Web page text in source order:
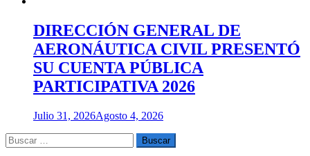
DIRECCIÓN GENERAL DE
AERONÁUTICA CIVIL PRESENTÓ
SU CUENTA PÚBLICA
PARTICIPATIVA 2026
Julio 31, 2026Agosto 4, 2026
Buscar
por: